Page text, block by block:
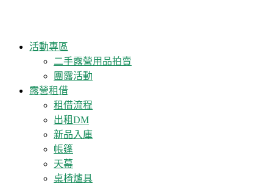
活動專區
二手露營用品拍賣
團露活動
露營租借
租借流程
出租DM
新品入庫
帳篷
天幕
桌椅爐具